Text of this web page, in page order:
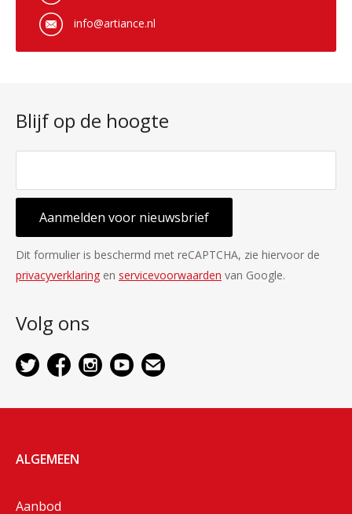
info@artiance.nl
Blijf op de hoogte
Aanmelden voor nieuwsbrief
Dit formulier is beschermd met reCAPTCHA, zie hiervoor de
privacyverklaring en servicevoorwaarden van Google.
Volg ons
ALGEMEEN
Aanbod